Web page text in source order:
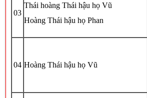
03
Thái hoàng Thái hậu họ Vũ
Hoàng Thái hậu họ Phan
04 Hoàng Thái hậu họ Vũ